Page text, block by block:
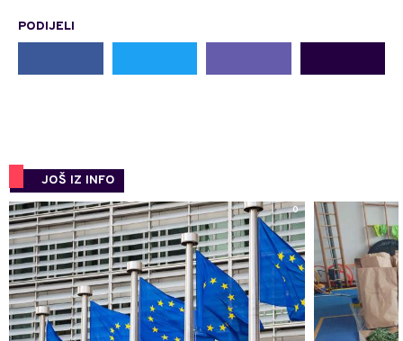
PODIJELI
JOŠ IZ INFO
0